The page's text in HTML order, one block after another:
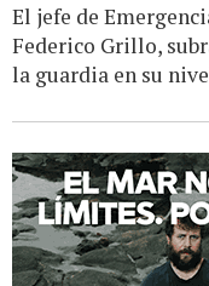
El jefe de
Federico Grillo,
la guardia en su